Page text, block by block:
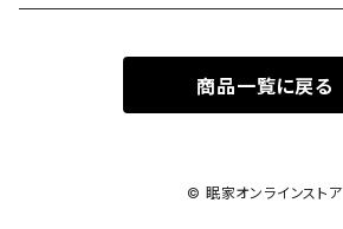
VITAL MATERIAL
2人目以降のお子さまへ
ハンド・ボディケア
商品一覧に戻る
© 眠家オンラインストア